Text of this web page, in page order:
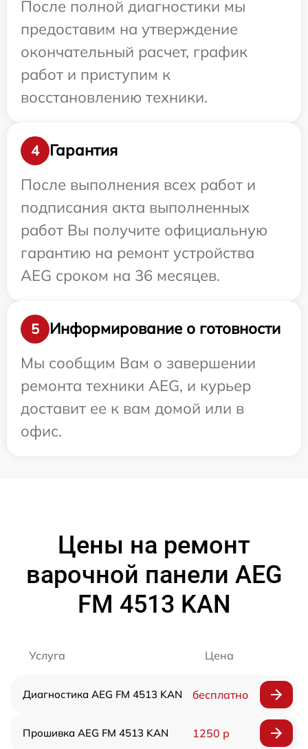
После полной диагностики мы
предоставим на утверждение
окончательный расчет, график
работ и приступим к
восстановлению техники.
4
Гарантия
После выполнения всех работ и
подписания акта выполненных
работ Вы получите официальную
гарантию на ремонт устройства
AEG сроком на 36 месяцев.
5
Информирование о готовности
Мы сообщим Вам о завершении
ремонта техники AEG, и курьер
доставит ее к вам домой или в
офис.
Цены на ремонт
варочной панели AEG
FM 4513 KAN
Услуга Цена
Диагностика AEG FM 4513 KAN бесплатно
Прошивка AEG FM 4513 KAN 1250 р